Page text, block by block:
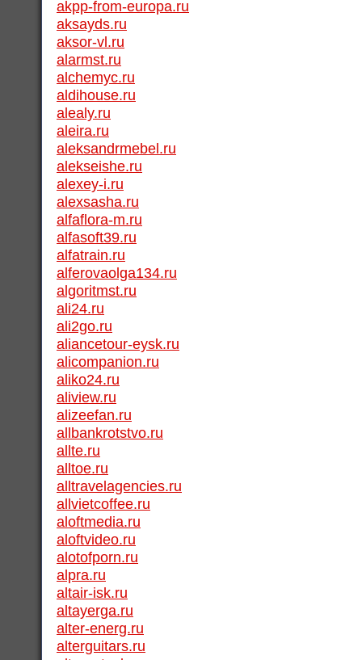
akpp-from-europa.ru
aksayds.ru
aksor-vl.ru
alarmst.ru
alchemyc.ru
aldihouse.ru
alealy.ru
aleira.ru
aleksandrmebel.ru
alekseishe.ru
alexey-i.ru
alexsasha.ru
alfaflora-m.ru
alfasoft39.ru
alfatrain.ru
alferovaolga134.ru
algoritmst.ru
ali24.ru
ali2go.ru
aliancetour-eysk.ru
alicompanion.ru
aliko24.ru
aliview.ru
alizeefan.ru
allbankrotstvo.ru
allte.ru
alltoe.ru
alltravelagencies.ru
allvietcoffee.ru
aloftmedia.ru
aloftvideo.ru
alotofporn.ru
alpra.ru
altair-isk.ru
altayerga.ru
alter-energ.ru
alterguitars.ru